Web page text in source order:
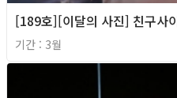
[189호][이달의 사진] 친구
기간 : 3월